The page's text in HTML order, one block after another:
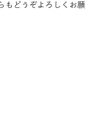
もどうぞよろしくお願